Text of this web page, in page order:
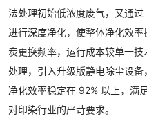
法处理初始低浓度废气，又通
进行深度净化，使整体净化效
炭更换频率，运行成本较单一
处理，引入升级版静电除尘设
净化效率稳定在 92% 以上，满
对印染行业的严苛要求。